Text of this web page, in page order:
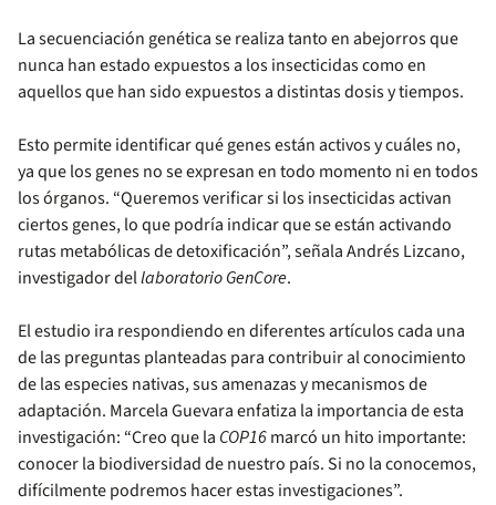
La secuenciación genética se realiza tanto en abejorros que
nunca han estado expuestos a los insecticidas como en
aquellos que han sido expuestos a distintas dosis y tiempos.
Esto permite identificar qué genes están activos y cuáles no,
ya que los genes no se expresan en todo momento ni en todos
los órganos. “Queremos verificar si los insecticidas activan
ciertos genes, lo que podría indicar que se están activando
rutas metabólicas de detoxificación”, señala Andrés Lizcano,
investigador dellaboratorio GenCore.
El estudio ira respondiendo en diferentes artículos cada una
de las preguntas planteadas para contribuir al conocimiento
de las especies nativas, sus amenazas y mecanismos de
adaptación. Marcela Guevara enfatiza la importancia de esta
investigación: “Creo que la COP16marcó un hito importante:
conocer la biodiversidad de nuestro país. Si no la conocemos,
difícilmente podremos hacer estas investigaciones”.